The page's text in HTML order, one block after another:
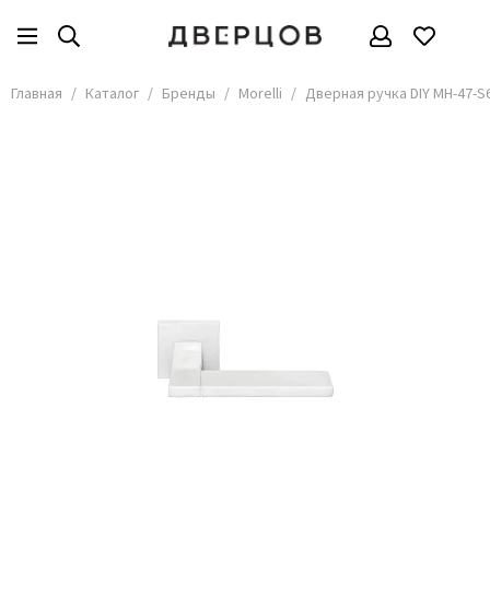
Бренды
Все товары
Главная Каталог Бренды Morelli Дверная ручка DIY MH-47-